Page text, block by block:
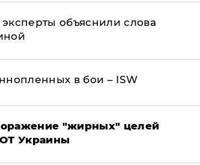
объяснили слова
в бои – ISW
"жирных" целей
Украины